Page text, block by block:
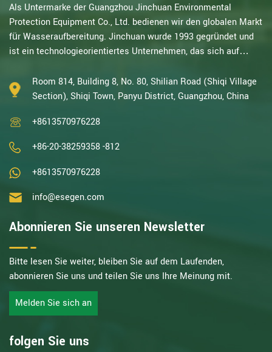
Als Untermarke der Guangzhou Jinchuan Environmental
Protection Equipment Co., Ltd. bedienen wir den globalen Markt
für Wasseraufbereitung. Jinchuan wurde 1993 gegründet und
ist ein technologieorientiertes Unternehmen, das sich auf
jahrzehntelanger Erfahrung in katalytischer Oxidation,
Elektrolyse, Desinfektion sowie Forschung und Entwicklung,
Wasseraufbereitungsanlagen gehören wir zu den erfahrenst...
Room 814, Building 8, No. 80, Shilian Road (Shiqi Village
Section), Shiqi Town, Panyu District, Guangzhou, China
+8613570976228
+86-20-38259358 -812
+8613570976228
info@esegen.com
Abonnieren Sie unseren Newsletter
Bitte lesen Sie weiter, bleiben Sie auf dem Laufenden,
abonnieren Sie uns und teilen Sie uns Ihre Meinung mit.
Melden Sie sich an
folgen Sie uns